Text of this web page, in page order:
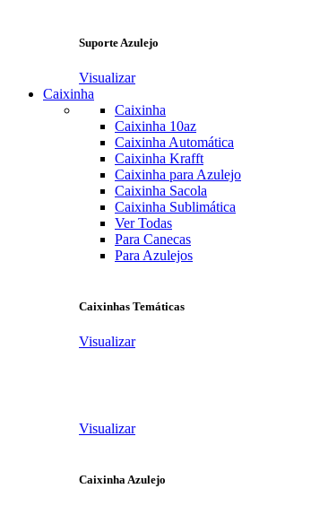
Suporte Azulejo
Visualizar
Caixinha
Caixinha
Caixinha 10az
Caixinha Automática
Caixinha Krafft
Caixinha para Azulejo
Caixinha Sacola
Caixinha Sublimática
Ver Todas
Para Canecas
Para Azulejos
Caixinhas Temáticas
Visualizar
Visualizar
Caixinha Azulejo